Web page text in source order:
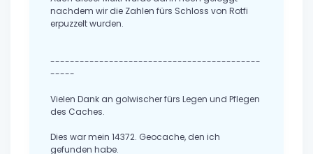
nachdem wir die Zahlen fürs Schloss von Rotfi
erpuzzelt wurden.
-------------------------------------------
-----
Vielen Dank an golwischer fürs Legen und Pflegen
des Caches.
Dies war mein 14372. Geocache, den ich
gefunden habe.